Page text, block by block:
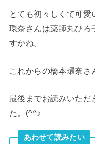
とても初々しくて可
環奈さんは薬師丸ひろ
すかね。
これからの橋本環奈さ
最後までお読みいただ
た。(^^♪
あわせて読みたい